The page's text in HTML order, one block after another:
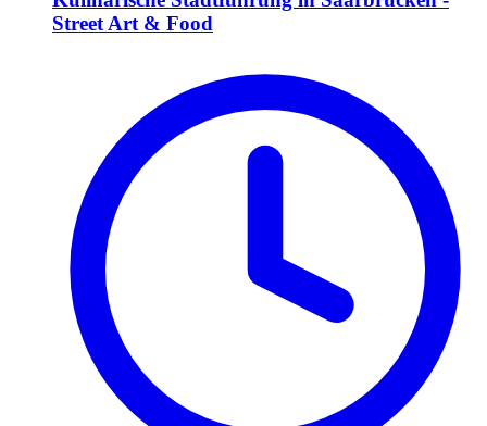
Street Art & Food